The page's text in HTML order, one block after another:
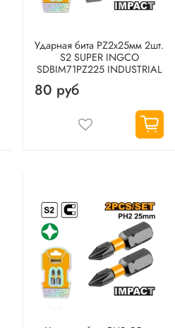
Ударная бита PZ2х25мм 2шт.
S2 SUPER INGCO
SDBIM71PZ225 INDUSTRIAL
80 руб